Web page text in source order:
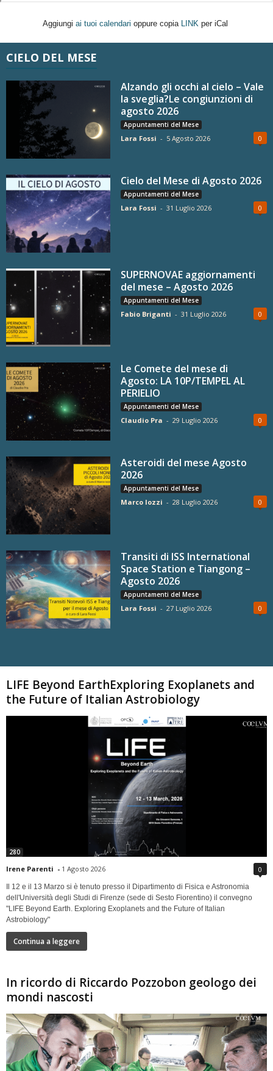
Aggiungi ai tuoi calendari oppure copia LINK per iCal
CIELO DEL MESE
Alzando gli occhi al cielo – Vale
la sveglia?Le congiunzioni di
agosto 2026
Appuntamenti del Mese
Lara Fossi - 5 Agosto 2026 0
Cielo del Mese di Agosto 2026
Appuntamenti del Mese
Lara Fossi - 31 Luglio 2026 0
SUPERNOVAE aggiornamenti
del mese – Agosto 2026
Appuntamenti del Mese
Fabio Briganti - 31 Luglio 2026 0
Le Comete del mese di
Agosto: LA 10P/TEMPEL AL
PERIELIO
Appuntamenti del Mese
Claudio Pra - 29 Luglio 2026 0
Asteroidi del mese Agosto
2026
Appuntamenti del Mese
Marco Iozzi - 28 Luglio 2026 0
Transiti di ISS International
Space Station e Tiangong –
Agosto 2026
Appuntamenti del Mese
Lara Fossi - 27 Luglio 2026 0
LIFE Beyond EarthExploring Exoplanets and
the Future of Italian Astrobiology
280
Irene Parenti - 1 Agosto 2026 0
Il 12 e il 13 Marzo si è tenuto presso il Dipartimento di Fisica e Astronomia
dell'Università degli Studi di Firenze (sede di Sesto Fiorentino) il convegno
"LIFE Beyond Earth. Exploring Exoplanets and the Future of Italian
Astrobiology"
Continua a leggere
In ricordo di Riccardo Pozzobon geologo dei
mondi nascosti